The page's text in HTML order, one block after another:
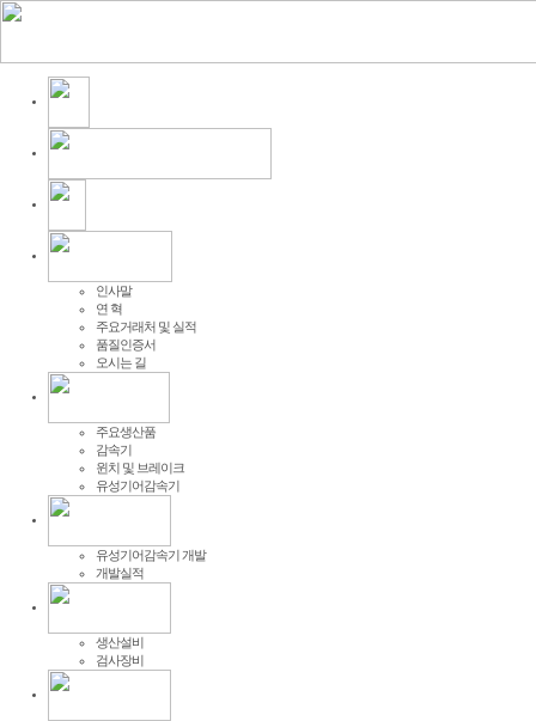
인사말
연 혁
주요거래처 및 실적
품질인증서
오시는 길
주요생산품
감속기
윈치 및 브레이크
유성기어감속기
유성기어감속기 개발
개발실적
생산설비
검사장비